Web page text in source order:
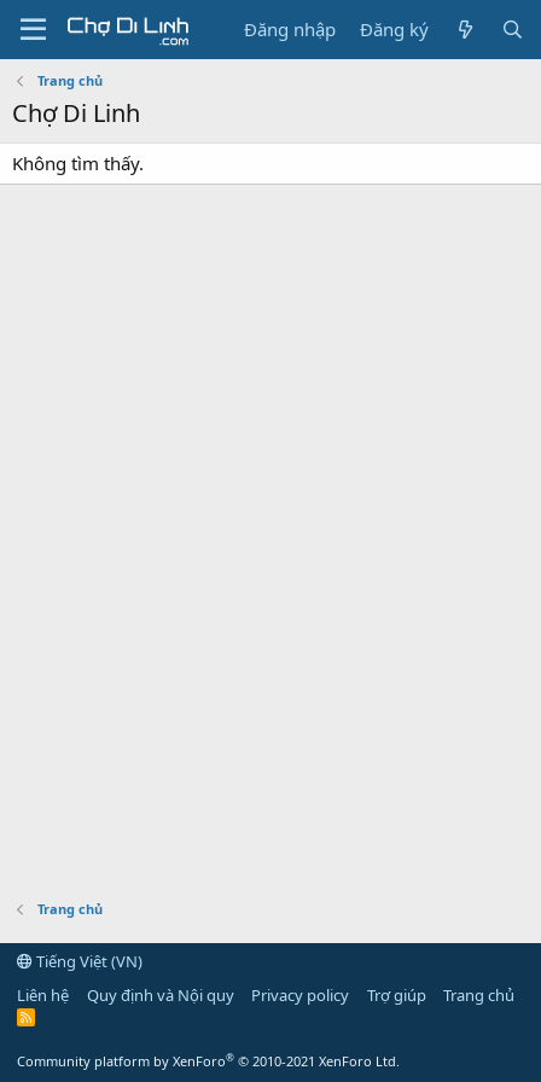
Đăng nhập Đăng ký
Trang chủ
Chợ Di Linh
Không tìm thấy.
Trang chủ
Tiếng Việt (VN)
Liên hệ
Quy định và Nội quy Privacy policy Trợ giúp Trang chủ
R
Community platform by XenForo® © 2010-2021 XenForo Ltd.